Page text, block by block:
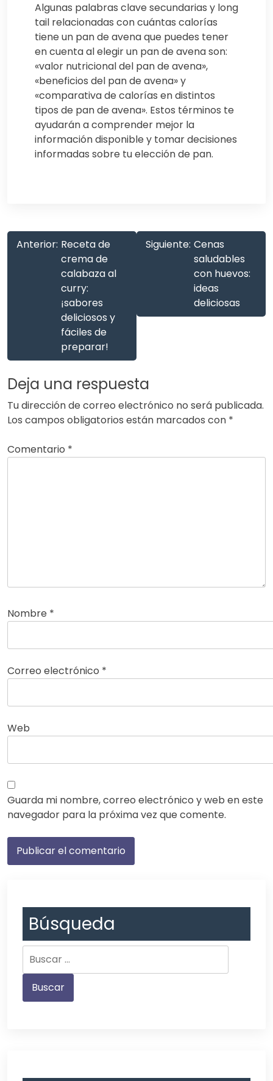
Algunas palabras clave secundarias y long
tail relacionadas con cuántas calorías
tiene un pan de avena que puedes tener
en cuenta al elegir un pan de avena son:
«valor nutricional del pan de avena»,
«beneficios del pan de avena» y
«comparativa de calorías en distintos
tipos de pan de avena». Estos términos te
ayudarán a comprender mejor la
información disponible y tomar decisiones
informadas sobre tu elección de pan.
Anterior: Receta de
crema de
calabaza al
curry:
¡sabores
deliciosos y
fáciles de
preparar!
Siguiente: Cenas
saludables
con huevos:
ideas
deliciosas
Deja una respuesta
Tu dirección de correo electrónico no será publicada.
Los campos obligatorios están marcados con *
Comentario *
Nombre *
Correo electrónico *
Web
Guarda mi nombre, correo electrónico y web en este
navegador para la próxima vez que comente.
Búsqueda